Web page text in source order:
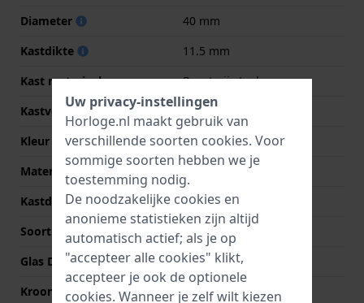
Diameter
40 mm
Kastdikte
11.5 mm
Kast materiaal
Roestvrij staal
Kastvorm
Rond
Kleur kast
Zilver
Materiaal kastdeksel
Roestvrij staal
Kastdeksel
Doorzichtig
Soort glas
Saffier
Glas Diameter
33.00
Kroon
Trek kroon
Uw privacy-instellingen
Horloge.nl maakt gebruik van
verschillende soorten cookies. Voor
sommige soorten hebben we je
toestemming nodig.
De noodzakelijke cookies en
anonieme statistieken zijn altijd
automatisch actief; als je op
"accepteer alle cookies" klikt,
accepteer je ook de optionele
cookies. Wanneer je zelf wilt kiezen